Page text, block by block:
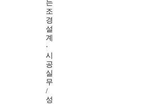
는
조
경
설
계
·
시
공
실
무
/
성